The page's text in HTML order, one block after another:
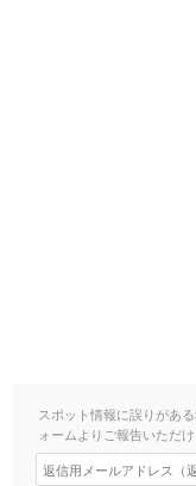
スポット情報に誤りがあ
ォームよりご報告いただけ